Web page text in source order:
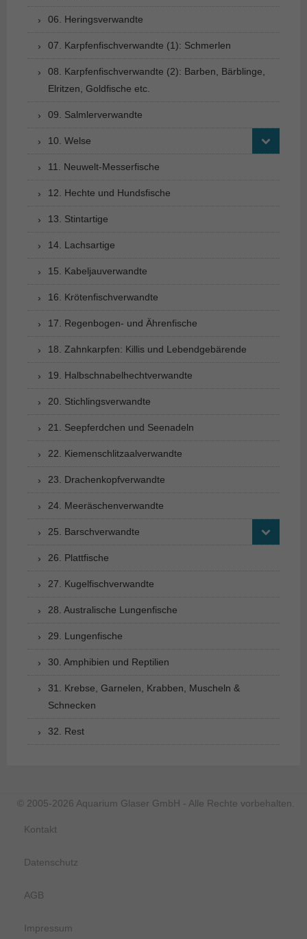
06. Heringsverwandte
07. Karpfenfischverwandte (1): Schmerlen
08. Karpfenfischverwandte (2): Barben, Bärblinge,
Elritzen, Goldfische etc.
09. Salmlerverwandte
10. Welse
11. Neuwelt-Messerfische
12. Hechte und Hundsfische
13. Stintartige
14. Lachsartige
15. Kabeljauverwandte
16. Krötenfischverwandte
17. Regenbogen- und Ährenfische
18. Zahnkarpfen: Killis und Lebendgebärende
19. Halbschnabelhechtverwandte
20. Stichlingsverwandte
21. Seepferdchen und Seenadeln
22. Kiemenschlitzaalverwandte
23. Drachenkopfverwandte
24. Meeräschenverwandte
25. Barschverwandte
26. Plattfische
27. Kugelfischverwandte
28. Australische Lungenfische
29. Lungenfische
30. Amphibien und Reptilien
31. Krebse, Garnelen, Krabben, Muscheln &
Schnecken
32. Rest
© 2005-2026 Aquarium Glaser GmbH - Alle Rechte vorbehalten.
Kontakt
Datenschutz
AGB
Impressum